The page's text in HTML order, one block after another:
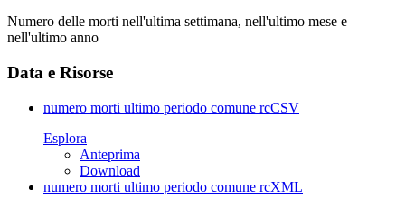
Numero delle morti nell'ultima settimana, nell'ultimo mese e
nell'ultimo anno
Data e Risorse
numero morti ultimo periodo comune rcCSV
Esplora
Anteprima
Download
numero morti ultimo periodo comune rcXML